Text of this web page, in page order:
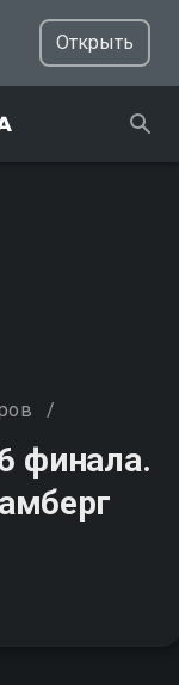
Открыть
/
финала.